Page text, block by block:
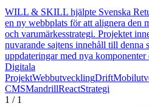
WILL & SKILL hjälpte Svenska
en ny webbplats för att alignera den
och varumärkesstrategi. Projektet
nuvarande sajtens innehåll till denna
uppdateringar med nya komponenter
Digitala
ProjektWebbutvecklingDrift
CMSMandrillReactStrategi
1 / 1